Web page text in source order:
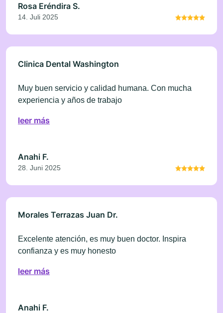
Rosa Eréndira S.
14. Juli 2025
Clinica Dental Washington
Muy buen servicio y calidad humana. Con mucha
experiencia y años de trabajo
leer más
Anahi F.
28. Juni 2025
Morales Terrazas Juan Dr.
Excelente atención, es muy buen doctor. Inspira
confianza y es muy honesto
leer más
Anahi F.